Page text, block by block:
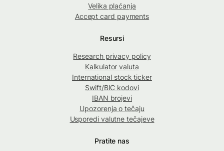
Velika plaćanja
Accept card payments
Resursi
Research privacy policy
Kalkulator valuta
International stock ticker
Swift/BIC kodovi
IBAN brojevi
Upozorenja o tečaju
Usporedi valutne tečajeve
Pratite nas